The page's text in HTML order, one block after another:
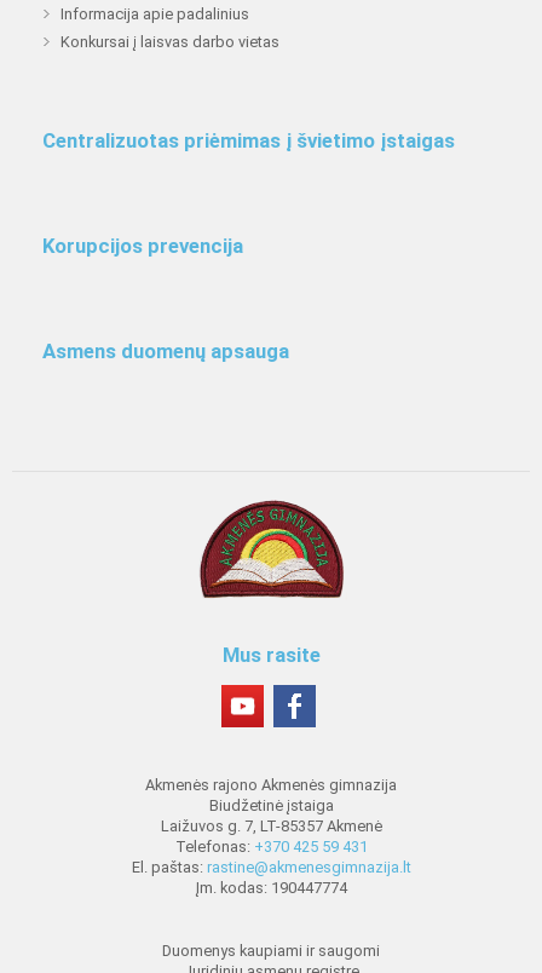
Informacija apie padalinius
Konkursai į laisvas darbo vietas
Centralizuotas priėmimas į švietimo įstaigas
Korupcijos prevencija
Asmens duomenų apsauga
Mus rasite
Akmenės rajono Akmenės gimnazija
Biudžetinė įstaiga
Laižuvos g. 7, LT-85357 Akmenė
Telefonas: +370 425 59 431
El. paštas: rastine@akmenesgimnazija.lt
Įm. kodas: 190447774
Duomenys kaupiami ir saugomi